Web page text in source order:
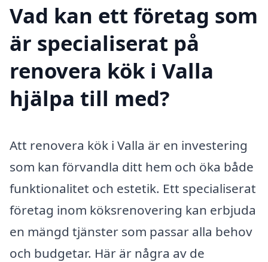
Vad kan ett företag som
är specialiserat på
renovera kök i Valla
hjälpa till med?
Att renovera kök i Valla är en investering
som kan förvandla ditt hem och öka både
funktionalitet och estetik. Ett specialiserat
företag inom köksrenovering kan erbjuda
en mängd tjänster som passar alla behov
och budgetar. Här är några av de